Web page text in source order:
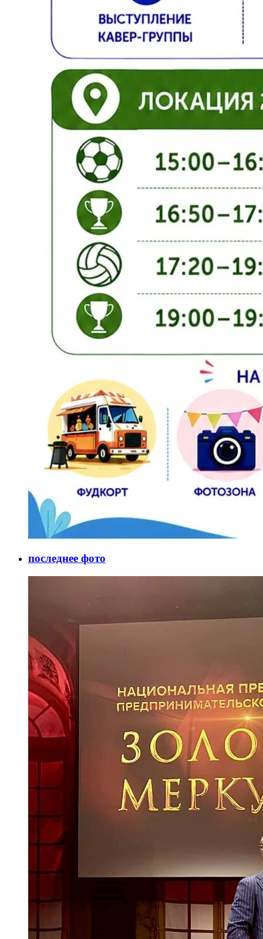
последнее фото